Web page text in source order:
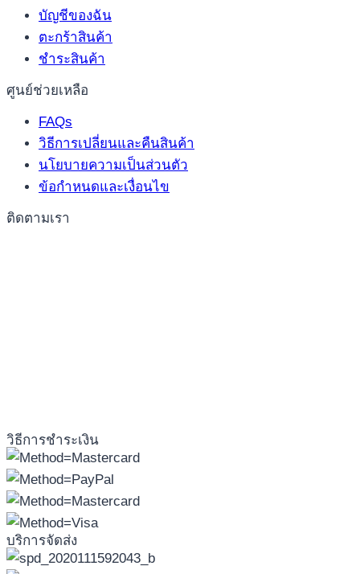
บัญชีของฉัน
ตะกร้าสินค้า
ชำระสินค้า
ศูนย์ช่วยเหลือ
FAQs
วิธีการเปลี่ยนและคืนสินค้า
นโยบายความเป็นส่วนตัว
ข้อกำหนดและเงื่อนไข
ติดตามเรา
วิธีการชำระเงิน
บริการจัดส่ง